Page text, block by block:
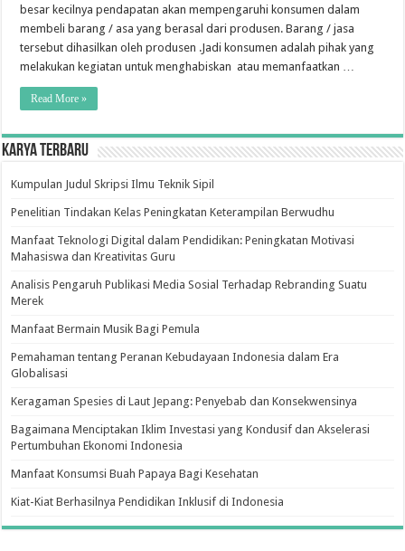
besar kecilnya pendapatan akan mempengaruhi konsumen dalam
membeli barang / asa yang berasal dari produsen. Barang / jasa
tersebut dihasilkan oleh produsen .Jadi konsumen adalah pihak yang
melakukan kegiatan untuk menghabiskan atau memanfaatkan …
Read More »
Karya Terbaru
Kumpulan Judul Skripsi Ilmu Teknik Sipil
Penelitian Tindakan Kelas Peningkatan Keterampilan Berwudhu
Manfaat Teknologi Digital dalam Pendidikan: Peningkatan Motivasi
Mahasiswa dan Kreativitas Guru
Analisis Pengaruh Publikasi Media Sosial Terhadap Rebranding Suatu
Merek
Manfaat Bermain Musik Bagi Pemula
Pemahaman tentang Peranan Kebudayaan Indonesia dalam Era
Globalisasi
Keragaman Spesies di Laut Jepang: Penyebab dan Konsekwensinya
Bagaimana Menciptakan Iklim Investasi yang Kondusif dan Akselerasi
Pertumbuhan Ekonomi Indonesia
Manfaat Konsumsi Buah Papaya Bagi Kesehatan
Kiat-Kiat Berhasilnya Pendidikan Inklusif di Indonesia